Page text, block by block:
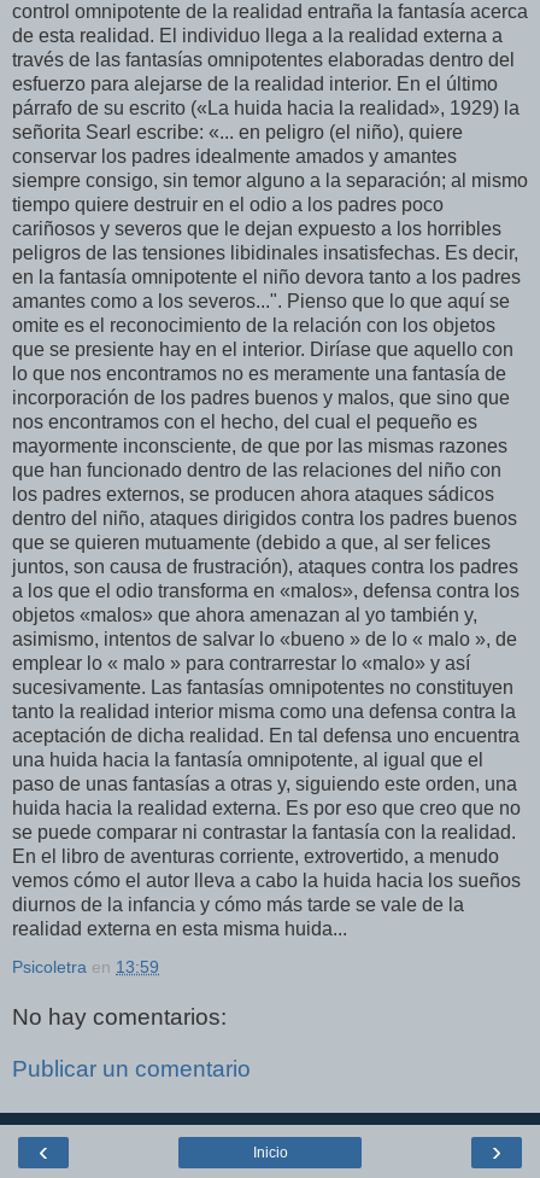
control omnipotente de la realidad entraña la fantasía acerca
de esta realidad. El individuo llega a la realidad externa a
través de las fantasías omnipotentes elaboradas dentro del
esfuerzo para alejarse de la realidad interior. En el último
párrafo de su escrito («La huida hacia la realidad», 1929) la
señorita Searl escribe: «... en peligro (el niño), quiere
conservar los padres idealmente amados y amantes
siempre consigo, sin temor alguno a la separación; al mismo
tiempo quiere destruir en el odio a los padres poco
cariñosos y severos que le dejan expuesto a los horribles
peligros de las tensiones libidinales insatisfechas. Es decir,
en la fantasía omnipotente el niño devora tanto a los padres
amantes como a los severos...". Pienso que lo que aquí se
omite es el reconocimiento de la relación con los objetos
que se presiente hay en el interior. Diríase que aquello con
lo que nos encontramos no es meramente una fantasía de
incorporación de los padres buenos y malos, que sino que
nos encontramos con el hecho, del cual el pequeño es
mayormente inconsciente, de que por las mismas razones
que han funcionado dentro de las relaciones del niño con
los padres externos, se producen ahora ataques sádicos
dentro del niño, ataques dirigidos contra los padres buenos
que se quieren mutuamente (debido a que, al ser felices
juntos, son causa de frustración), ataques contra los padres
a los que el odio transforma en «malos», defensa contra los
objetos «malos» que ahora amenazan al yo también y,
asimismo, intentos de salvar lo «bueno » de lo « malo », de
emplear lo « malo » para contrarrestar lo «malo» y así
sucesivamente. Las fantasías omnipotentes no constituyen
tanto la realidad interior misma como una defensa contra la
aceptación de dicha realidad. En tal defensa uno encuentra
una huida hacia la fantasía omnipotente, al igual que el
paso de unas fantasías a otras y, siguiendo este orden, una
huida hacia la realidad externa. Es por eso que creo que no
se puede comparar ni contrastar la fantasía con la realidad.
En el libro de aventuras corriente, extrovertido, a menudo
vemos cómo el autor lleva a cabo la huida hacia los sueños
diurnos de la infancia y cómo más tarde se vale de la
realidad externa en esta misma huida...
Psicoletra en 13:59
No hay comentarios:
Publicar un comentario
‹ ›
Inicio